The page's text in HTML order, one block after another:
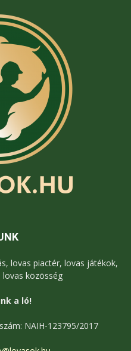
lovas piactér, lovas játékok,
közösség
a ló!
NAIH-123795/2017